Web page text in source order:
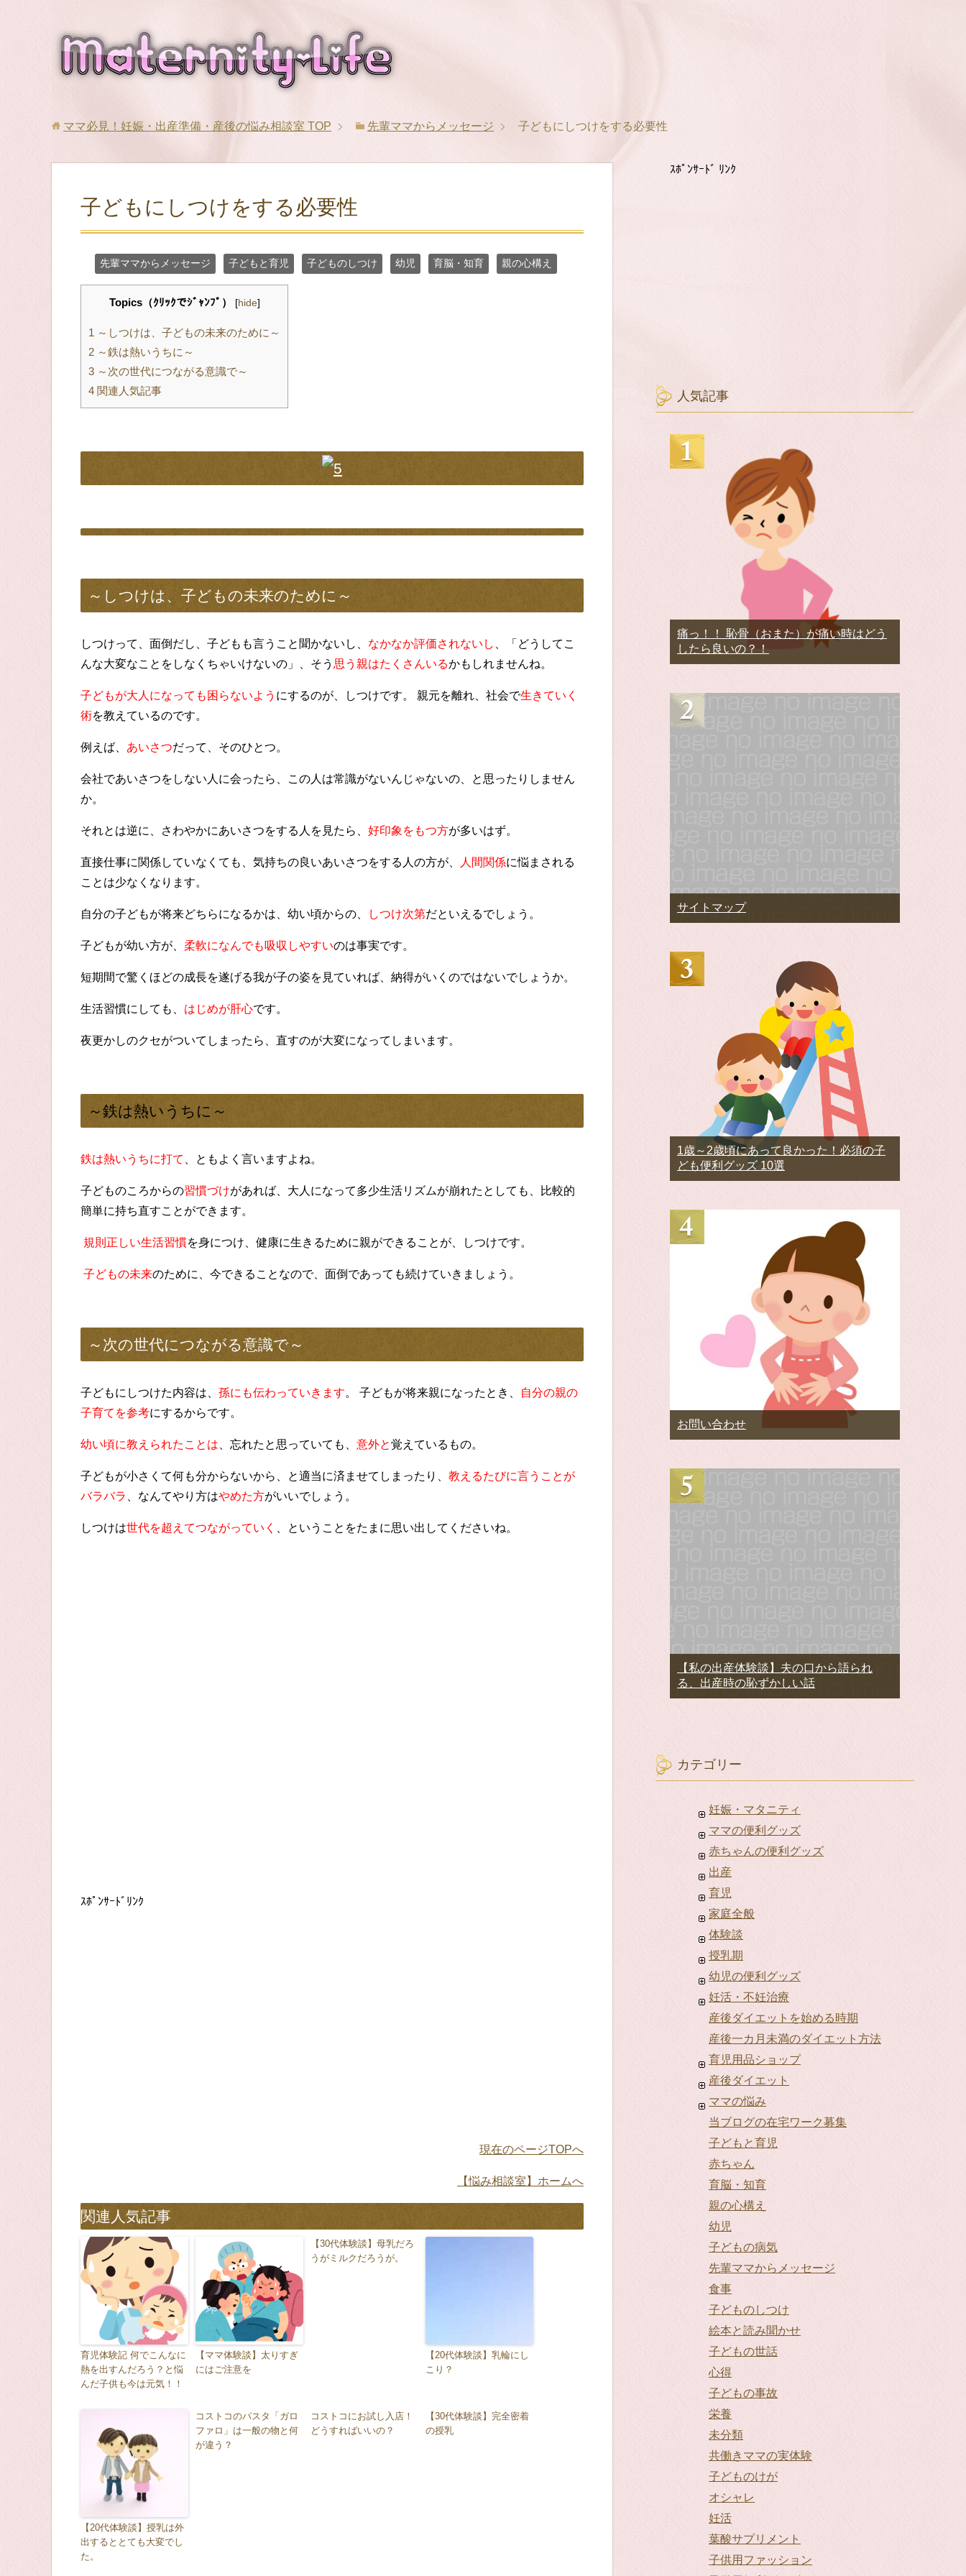
ママ必見！妊娠・出産準備・産後の悩み相談室 TOP 先輩ママからメッセージ 子どもにしつけをする必要性
子どもにしつけをする必要性
先輩ママからメッセージ 子どもと育児 子どものしつけ 幼児 育脳・知育 親の心構え
Topics（ｸﾘｯｸでｼﾞｬﾝﾌﾟ） [hide]
1 ～しつけは、子どもの未来のために～
2 ～鉄は熱いうちに～
3 ～次の世代につながる意識で～
4 関連人気記事
～しつけは、子どもの未来のために～
しつけって、面倒だし、子どもも言うこと聞かないし、 なかなか評価されないし
、「どうしてこ
んな大変なことをしなくちゃいけないの」、そう 思う親はたくさんいるかもしれませんね。
子どもが大人になっても困らないよう にするのが、しつけです。 親元を離れ、社会で生きていく
術を教えているのです。
例えば、 あいさつだって、そのひとつ。
会社であいさつをしない人に会ったら、この人は常識がないんじゃないの、と思ったりしません
か。
それとは逆に、さわやかにあいさつをする人を見たら 好印象をもつ方が多いはず。
直接仕事に関係していなくても、気持ちの良いあいさつをする人の方が、 人間関係に悩まされる
ことは少なくなります。
自分の子どもが将来どちらになるかは、幼い頃からの、 しつけ次第だといえるでしょう。
子どもが幼い方が、 柔軟になんでも吸収しやすいのは事実です。
短期間で驚くほどの成長を遂げる我が子の姿を見ていれば、納得がいくのではないでしょうか。
生活習慣にしても、 はじめが肝心です。
夜更かしのクセがついてしまったら、直すのが大変になってしまいます。
～鉄は熱いうちに～
鉄は熱いうちに打て 、ともよく言いますよね。
子どものころからの習慣づけがあれば、大人になって多少生活リズムが崩れたとしても、比較的
簡単に持ち直すことができます。
規則正しい生活習慣を身につけ、健康に生きるために親ができることが、しつけです。
子どもの未来のために、今できることなので、面倒であっても続けていきましょう。
～次の世代につながる意識で～
子どもにしつけた内容は、 孫にも伝わっていきます。 子どもが将来親になったとき、
自分の親の
子育てを参考にするからです。
幼い頃に教えられたことは 、忘れたと思っていても、 意外と覚えているもの。
子どもが小さくて何も分からないから、と適当に済ませてしまったり、 教えるたびに言うことが
バラバラ
、なんてやり方はやめた方がいいでしょう。
しつけは世代を超えてつながっていく 、ということをたまに思い出してくださいね。
ｽﾎﾟﾝｻｰﾄﾞﾘﾝｸ
現在のページTOPへ
【悩み相談室】ホームへ
関連人気記事
育児体験記 何でこんなに
熱を出すんだろう？と悩
んだ子供も今は元気！！
【ママ体験談】太りすぎ
にはご注意を
【30代体験談】母乳だろ
うがミルクだろうが。
【20代体験談】乳輪にし
こり？
【20代体験談】授乳は外
出するととても大変でし
た。
コストコのパスタ「ガロ
ファロ」は一般の物と何
が違う？
コストコにお試し入店！
どうすればいいの？
【30代体験談】完全密着
の授乳
ｽﾎﾟﾝｻｰﾄﾞ ﾘﾝｸ
人気記事
痛っ！！ 恥骨（おまた）が痛い時はどう
したら良いの？！
サイトマップ
1歳～2歳頃にあって良かった！必須の子
ども便利グッズ 10選
お問い合わせ
【私の出産体験談】夫の口から語られ
る、出産時の恥ずかしい話
カテゴリー
妊娠・マタニティ
ママの便利グッズ
赤ちゃんの便利グッズ
出産
育児
家庭全般
体験談
授乳期
幼児の便利グッズ
妊活・不妊治療
産後ダイエットを始める時期
産後一カ月未満のダイエット方法
育児用品ショップ
産後ダイエット
ママの悩み
当ブログの在宅ワーク募集
子どもと育児
赤ちゃん
育脳・知育
親の心構え
幼児
子どもの病気
先輩ママからメッセージ
食事
子どものしつけ
絵本と読み聞かせ
子どもの世話
心得
子どもの事故
栄養
未分類
共働きママの実体験
子どものけが
オシャレ
妊活
葉酸サプリメント
子供用ファッション